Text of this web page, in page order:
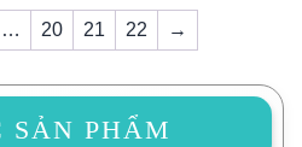
… 20 21 22 →
SẢN PHẨM